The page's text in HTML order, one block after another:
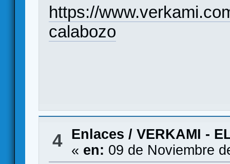
https://
calabozo
4 Enlaces / VERKAMI -
« en: 09 de Noviembre